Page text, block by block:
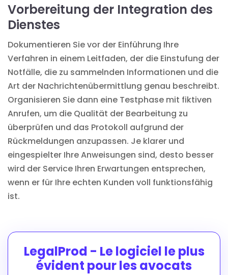
Vorbereitung der Integration des
Dienstes
Dokumentieren Sie vor der Einführung Ihre
Verfahren in einem Leitfaden, der die Einstufung der
Notfälle, die zu sammelnden Informationen und die
Art der Nachrichtenübermittlung genau beschreibt.
Organisieren Sie dann eine Testphase mit fiktiven
Anrufen, um die Qualität der Bearbeitung zu
überprüfen und das Protokoll aufgrund der
Rückmeldungen anzupassen. Je klarer und
eingespielter Ihre Anweisungen sind, desto besser
wird der Service Ihren Erwartungen entsprechen,
wenn er für Ihre echten Kunden voll funktionsfähig
ist.
LegalProd - Le logiciel le plus
évident pour les avocats